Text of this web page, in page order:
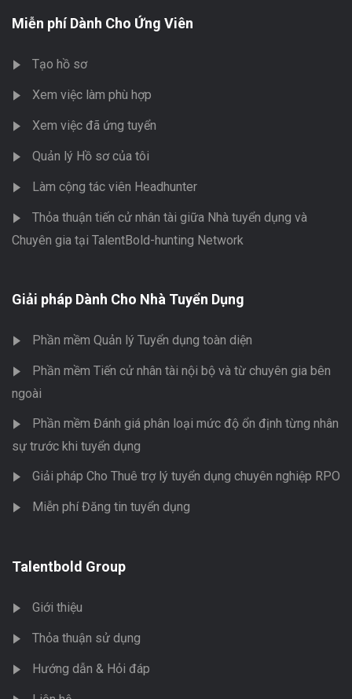
Miễn phí Dành Cho Ứng Viên
Tạo hồ sơ
Xem việc làm phù hợp
Xem việc đã ứng tuyển
Quản lý Hồ sơ của tôi
Làm cộng tác viên Headhunter
Thỏa thuận tiến cử nhân tài giữa Nhà tuyển dụng và
Chuyên gia tại TalentBold-hunting Network
Giải pháp Dành Cho Nhà Tuyển Dụng
Phần mềm Quản lý Tuyển dụng toàn diện
Phần mềm Tiến cử nhân tài nội bộ và từ chuyên gia bên
ngoài
Phần mềm Đánh giá phân loại mức độ ổn định từng nhân
sự trước khi tuyển dụng
Giải pháp Cho Thuê trợ lý tuyển dụng chuyên nghiệp RPO
Miễn phí Đăng tin tuyển dụng
Talentbold Group
Giới thiệu
Thỏa thuận sử dụng
Hướng dẫn & Hỏi đáp